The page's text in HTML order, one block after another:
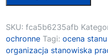
SKU: fca5b6235afb
ochronne Tagi: ocena
organizacja stanowiska